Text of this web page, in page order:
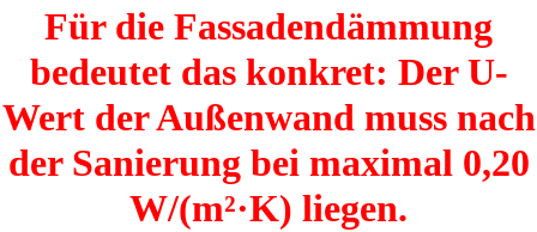
Für die Fassadendämmung
bedeutet das konkret: Der U-
Wert der Außenwand muss nach
der Sanierung bei maximal 0,20
W/(m²·K) liegen.